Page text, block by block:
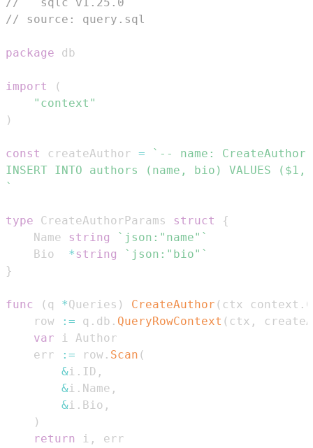
// source: query.sql
package
import
(
"context"
)
const createAuthor =
`
type CreateAuthorParams struct
{
	Name
string
`json:"name"`
	Bio
*string
`json:"bio"`
}
func ( q *Queries ) CreateAuthor ( ctx context .
	row
:= q . db . QueryRowContext ( ctx ,
var
	err
:= row . Scan (
&i . ID ,
&i . Name ,
&i . Bio ,
)
return
i ,